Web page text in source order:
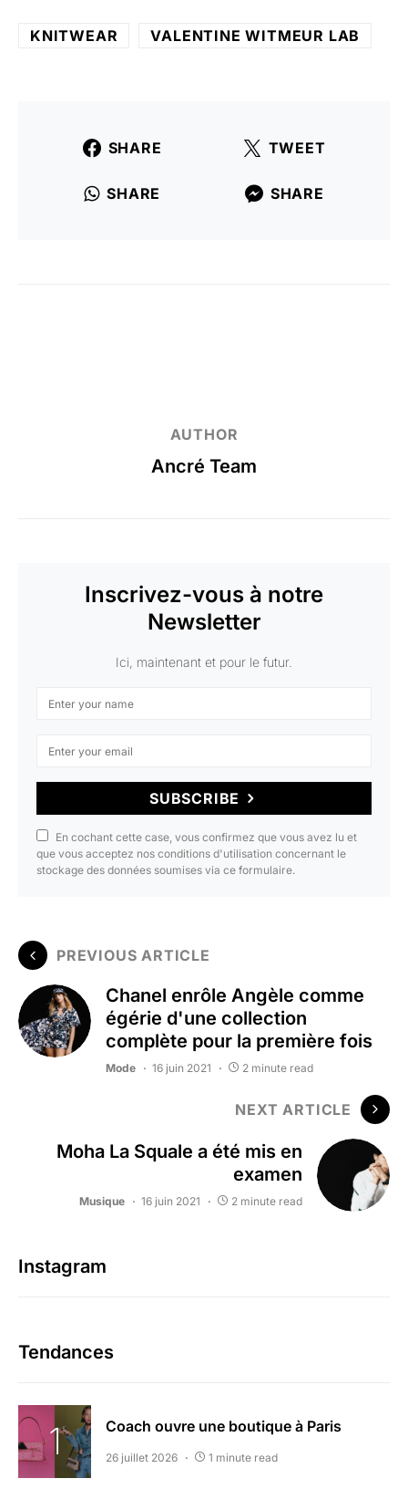
KNITWEAR VALENTINE WITMEUR LAB
SHARE TWEET
SHARE SHARE
AUTHOR
Ancré Team
Inscrivez-vous à notre
Newsletter
Ici, maintenant et pour le futur.
SUBSCRIBE
En cochant cette case, vous confirmez que vous avez lu et
que vous acceptez nos conditions d'utilisation concernant le
stockage des données soumises via ce formulaire.
PREVIOUS ARTICLE
Chanel enrôle Angèle comme
égérie d'une collection
complète pour la première fois
Mode 16 juin 2021 2 minute read
NEXT ARTICLE
Moha La Squale a été mis en
examen
Musique 16 juin 2021 2 minute read
Instagram
Tendances
Coach ouvre une boutique à Paris
26 juillet 2026 1 minute read